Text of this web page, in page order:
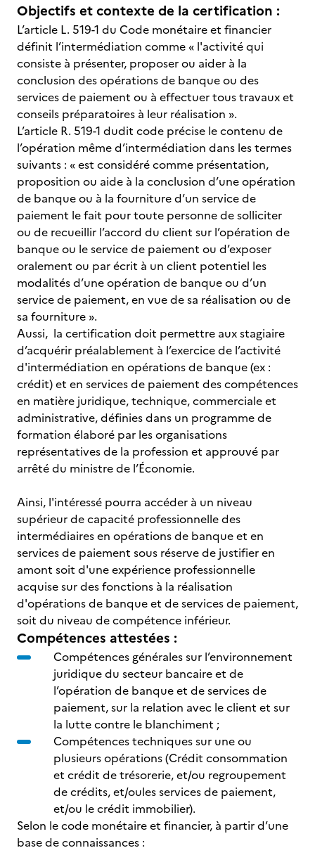
Objectifs et contexte de la certification :
L’article L. 519-1 du Code monétaire et financier
définit l’intermédiation comme « l'activité qui
consiste à présenter, proposer ou aider à la
conclusion des opérations de banque ou des
services de paiement ou à effectuer tous travaux et
conseils préparatoires à leur réalisation ».
L’article R. 519-1 dudit code précise le contenu de
l’opération même d’intermédiation dans les termes
suivants : « est considéré comme présentation,
proposition ou aide à la conclusion d’une opération
de banque ou à la fourniture d’un service de
paiement le fait pour toute personne de solliciter
ou de recueillir l’accord du client sur l’opération de
banque ou le service de paiement ou d’exposer
oralement ou par écrit à un client potentiel les
modalités d’une opération de banque ou d’un
service de paiement, en vue de sa réalisation ou de
sa fourniture ».
Aussi, la certification doit permettre aux stagiaire
d’acquérir préalablement à l’exercice de l’activité
d'intermédiation en opérations de banque (ex :
crédit) et en services de paiement des compétences
en matière juridique, technique, commerciale et
administrative, définies dans un programme de
formation élaboré par les organisations
représentatives de la profession et approuvé par
arrêté du ministre de l’Économie.
Ainsi, l'intéressé pourra accéder à un niveau
supérieur de capacité professionnelle des
intermédiaires en opérations de banque et en
services de paiement sous réserve de justifier en
amont soit d'une expérience professionnelle
acquise sur des fonctions à la réalisation
d'opérations de banque et de services de paiement,
soit du niveau de compétence inférieur.
Compétences attestées :
Compétences générales sur l’environnement
juridique du secteur bancaire et de
l’opération de banque et de services de
paiement, sur la relation avec le client et sur
la lutte contre le blanchiment ;
Compétences techniques sur une ou
plusieurs opérations (Crédit consommation
et crédit de trésorerie, et/ou regroupement
de crédits, et/oules services de paiement,
et/ou le crédit immobilier).
Selon le code monétaire et financier, à partir d’une
base de connaissances :